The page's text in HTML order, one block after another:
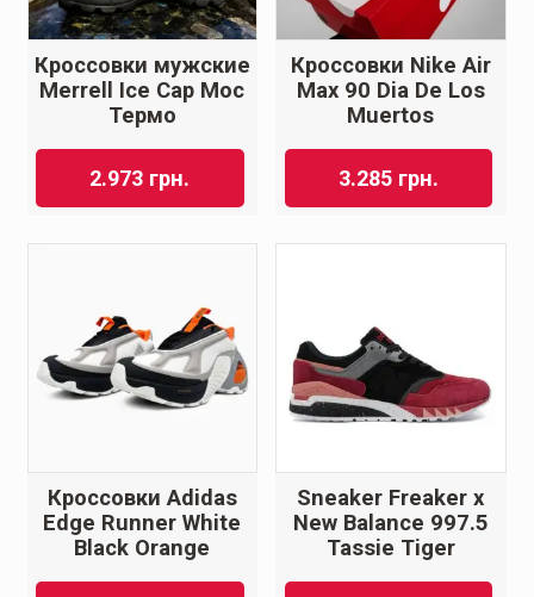
Кроссовки мужские
Merrell Ice Cap Moc
Термо
2.973 грн.
Кроссовки Nike Air
Max 90 Dia De Los
Muertos
3.285 грн.
Кроссовки Adidas
Edge Runner White
Black Orange
Sneaker Freaker x
New Balance 997.5
Tassie Tiger